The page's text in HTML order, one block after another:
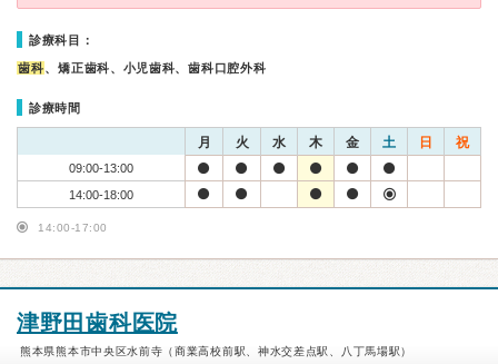
診療科目：
歯科、矯正歯科、小児歯科、歯科口腔外科
診療時間
月 火 水 木 金 土 日 祝
09:00-13:00
14:00-18:00
14:00-17:00
津野田歯科医院
熊本県熊本市中央区水前寺（商業高校前駅、神水交差点駅、八丁馬場駅）